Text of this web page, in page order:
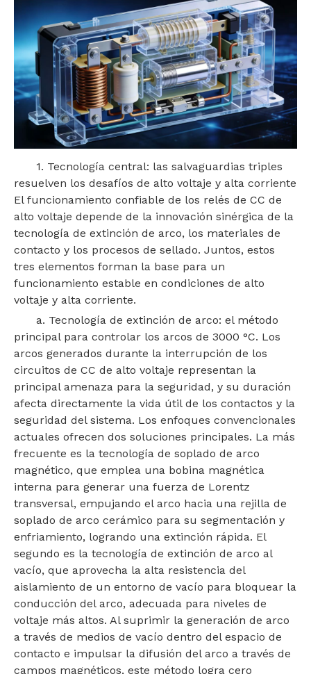
1. Tecnología central: las salvaguardias triples
resuelven los desafíos de alto voltaje y alta corriente
El funcionamiento confiable de los relés de CC de
alto voltaje depende de la innovación sinérgica de la
tecnología de extinción de arco, los materiales de
contacto y los procesos de sellado. Juntos, estos
tres elementos forman la base para un
funcionamiento estable en condiciones de alto
voltaje y alta corriente.
a. Tecnología de extinción de arco: el método
principal para controlar los arcos de 3000 °C. Los
arcos generados durante la interrupción de los
circuitos de CC de alto voltaje representan la
principal amenaza para la seguridad, y su duración
afecta directamente la vida útil de los contactos y la
seguridad del sistema. Los enfoques convencionales
actuales ofrecen dos soluciones principales. La más
frecuente es la tecnología de soplado de arco
magnético, que emplea una bobina magnética
interna para generar una fuerza de Lorentz
transversal, empujando el arco hacia una rejilla de
soplado de arco cerámico para su segmentación y
enfriamiento, logrando una extinción rápida. El
segundo es la tecnología de extinción de arco al
vacío, que aprovecha la alta resistencia del
aislamiento de un entorno de vacío para bloquear la
conducción del arco, adecuada para niveles de
voltaje más altos. Al suprimir la generación de arco
a través de medios de vacío dentro del espacio de
contacto e impulsar la difusión del arco a través de
campos magnéticos, este método logra cero